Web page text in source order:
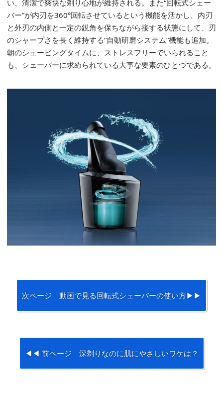
い、清潔で爽快な剃り心地が維持される。また“回転式シェー
バー”が内刃を360°回転させているという機能を活かし、内刃
と外刃の内側と一定の鋭角を保ちながら接する状態にして、刃
のシャープさを長く維持する“自動研磨システム”機能も追加。
朝のシェービングタイムに、ストレスフリーでいられること
も、シェーバーに求められている大事な要素のひとつである。
次ページ 動画で見る回転式シェーバーの使い方▶▶
◀◀ 前ページ 深剃りなのに肌にやさしいワケは？